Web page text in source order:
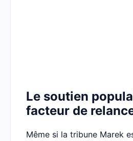
Le soutien
facteur de
Même si la tribune Marek